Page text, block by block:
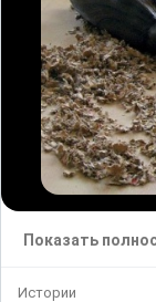
Показать
Истории